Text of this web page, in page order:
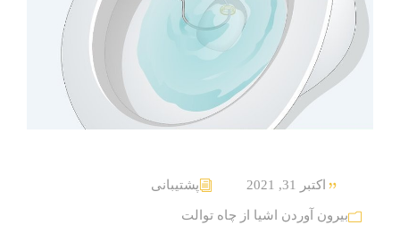
اکتبر 31, 2021 پشتیبانی
بیرون آوردن اشیا از چاه توالت